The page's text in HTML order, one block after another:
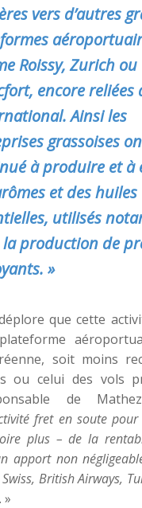
vers d’autres
Roissy, Zurich ou
encore reliées
Ainsi les
grassoises
à produire et à
et des huiles
utilisés
la production de
»
que cette
soit moins
ou celui des vols
de
fret en soute
plus – de la
apport non
British Airways,
. »